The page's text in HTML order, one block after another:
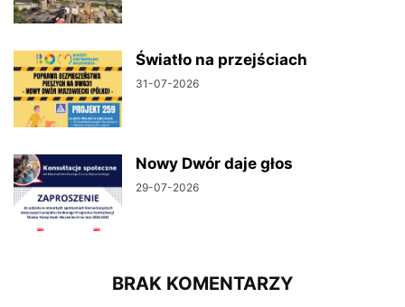
Światło na przejściach
31-07-2026
Nowy Dwór daje głos
29-07-2026
BRAK KOMENTARZY